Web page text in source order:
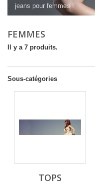
jeans pour femmes !
FEMMES
Il y a 7 produits.
Sous-catégories
TOPS